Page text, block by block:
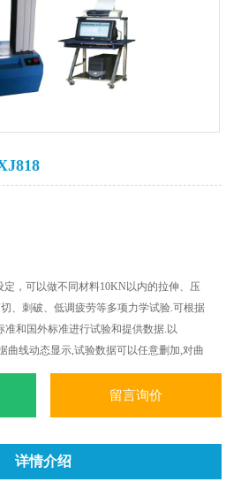
定，可以做不同材料10KN以内的拉伸、压
、刺破、低调疲劳等多项力学试验.可根据
准和国外标准进行试验和提供数据.以
曲线动态显示,试验数据可以任意删加,对曲
地都可以进行曲线遍历.叠加.分离.缩放.打印
留言询价
详情介绍